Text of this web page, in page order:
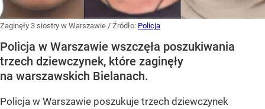
Zaginęły 3 siostry w Warszawie / Źródło: Policja
Policja w Warszawie wszczęła poszukiwania
trzech dziewczynek, które zaginęły
na warszawskich Bielanach.
Policja w Warszawie poszukuje trzech dziewczynek